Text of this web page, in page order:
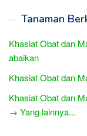
Tanaman
Khasiat Obat dan
abaikan
Khasiat Obat dan
Khasiat Obat dan
→ Yang lainnya...